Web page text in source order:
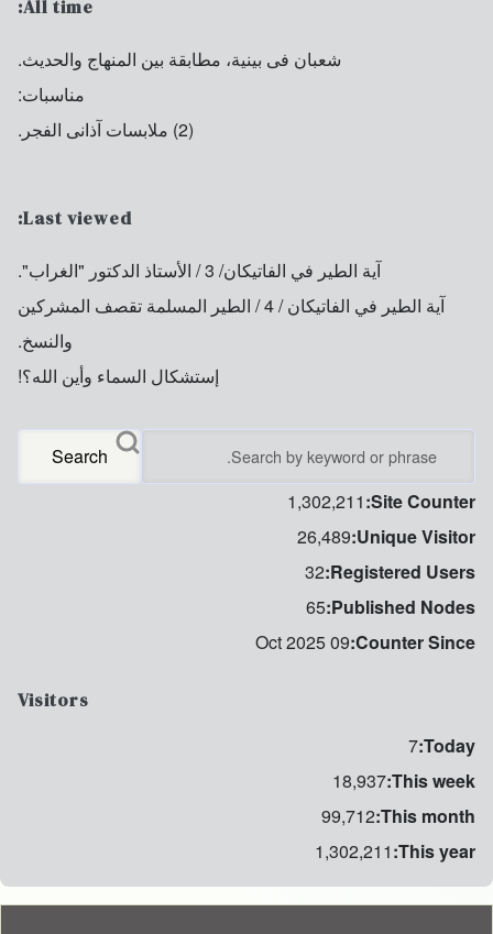
All time:
شعبان فى بينية، مطابقة بين المنهاج والحديث.
مناسبات:
(2) ملابسات آذانى الفجر.
Last viewed:
آية الطير في الفاتيكان/ 3 / الأستاذ الدكتور "الغراب".
آية الطير في الفاتيكان / 4 / الطير المسلمة تقصف المشركين
والنسخ.
إستشكال السماء وأين الله؟!
Search
Site Counter:
1,302,211
Unique Visitor:
26,489
Registered Users:
32
Published Nodes:
65
Counter Since:
09 Oct 2025
Visitors
Today:
7
This week:
18,937
This month:
99,712
This year:
1,302,211